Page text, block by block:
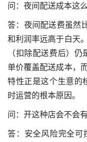
问：夜间配送成本这
答：夜间配送费虽然
和利润率远高于白天
（扣除配送费后）
单价覆盖配送成本，
特性正是这个生意的
时运营的根本原因。
问：开这种店会不会
答：安全风险完全可